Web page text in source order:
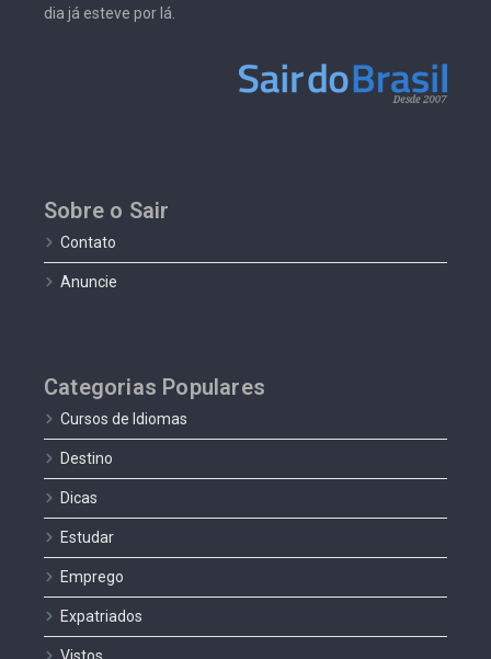
dia já esteve por lá.
Sobre o Sair
Contato
Anuncie
Categorias Populares
Cursos de Idiomas
Destino
Dicas
Estudar
Emprego
Expatriados
Vistos